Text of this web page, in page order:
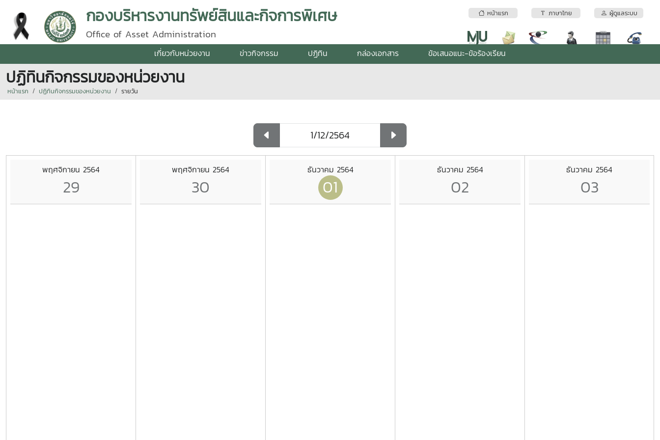
หน้าแรก ภาษาไทย ผู้ดูแลระบบ
กองบริหารงานทรัพย์สินและกิจการพิเศษ
Office of Asset Administration
เกี่ยวกับหน่วยงาน ข่าวกิจกรรม ปฏิทิน กล่องเอกสาร ข้อเสนอแนะ-ข้อร้องเรียน
ปฏิทินกิจกรรมของหน่วยงาน
หน้าแรก ปฏิทินกิจกรรมของหน่วยงาน รายวัน
พฤศจิกายน 2564
29
พฤศจิกายน 2564
30
ธันวาคม 2564
01
ธันวาคม 2564
02
ธันวาคม 2564
03